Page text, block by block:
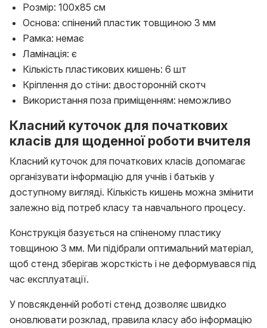
Розмір: 100х85 см
Основа: спінений пластик товщиною 3 мм
Рамка: немає
Ламінація: є
Кількість пластикових кишень: 6 шт
Кріплення до стіни: двосторонній скотч
Використання поза приміщенням: неможливо
Класний куточок для початкових
класів для щоденної роботи вчителя
Класний куточок для початкових класів допомагає
організувати інформацію для учнів і батьків у
доступному вигляді. Кількість кишень можна змінити
залежно від потреб класу та навчального процесу.
Конструкція базується на спіненому пластику
товщиною 3 мм. Ми підібрали оптимальний матеріал,
щоб стенд зберігав жорсткість і не деформувався під
час експлуатації.
У повсякденній роботі стенд дозволяє швидко
оновлювати розклад, правила класу або інформацію